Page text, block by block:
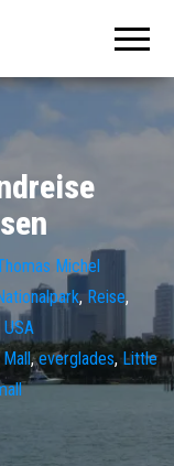
Michel
, Reise,
USA
,everglades, Little